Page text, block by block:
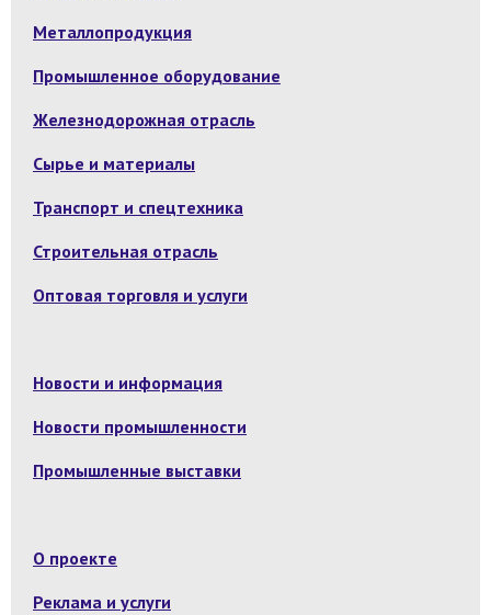
Металлопродукция
Промышленное оборудование
Железнодорожная отрасль
Сырье и материалы
Транспорт и спецтехника
Строительная отрасль
Оптовая торговля и услуги
Новости и информация
Новости промышленности
Промышленные выставки
О проекте
Реклама и услуги